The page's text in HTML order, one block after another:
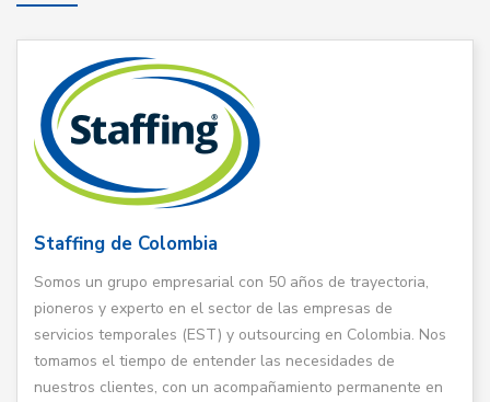
Staffing de Colombia
Somos un grupo empresarial con 50 años de trayectoria,
pioneros y experto en el sector de las empresas de
servicios temporales (EST) y outsourcing en Colombia. Nos
tomamos el tiempo de entender las necesidades de
nuestros clientes, con un acompañamiento permanente en